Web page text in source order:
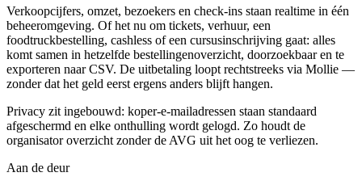
Verkoopcijfers, omzet, bezoekers en check-ins staan realtime in één
beheeromgeving. Of het nu om tickets, verhuur, een
foodtruckbestelling, cashless of een cursusinschrijving gaat: alles
komt samen in hetzelfde bestellingenoverzicht, doorzoekbaar en te
exporteren naar CSV. De uitbetaling loopt rechtstreeks via Mollie —
zonder dat het geld eerst ergens anders blijft hangen.
Privacy zit ingebouwd: koper-e-mailadressen staan standaard
afgeschermd en elke onthulling wordt gelogd. Zo houdt de
organisator overzicht zonder de AVG uit het oog te verliezen.
Aan de deur